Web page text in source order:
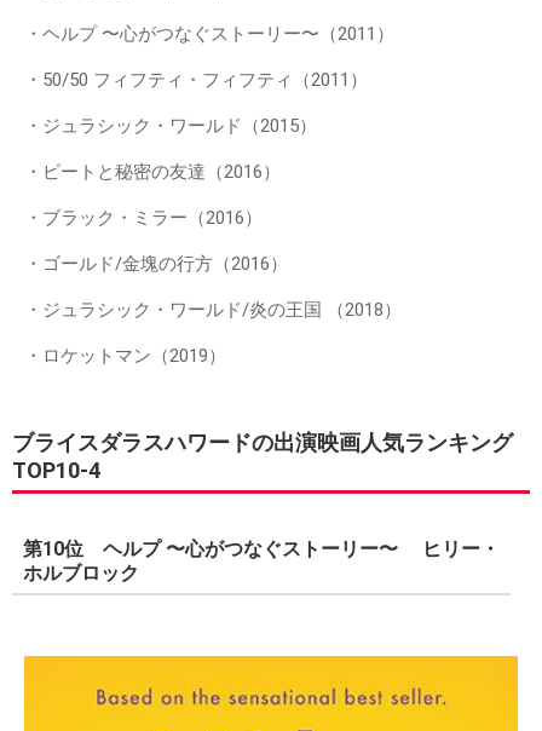
・ヘルプ 〜心がつなぐストーリー〜（2011）
・50/50 フィフティ・フィフティ（2011）
・ジュラシック・ワールド（2015）
・ピートと秘密の友達（2016）
・ブラック・ミラー（2016）
・ゴールド/金塊の行方（2016）
・ジュラシック・ワールド/炎の王国 （2018）
・ロケットマン（2019）
ブライスダラスハワードの出演映画人気ランキング
TOP10-4
第10位 ヘルプ 〜心がつなぐストーリー〜 ヒリー・
ホルブロック